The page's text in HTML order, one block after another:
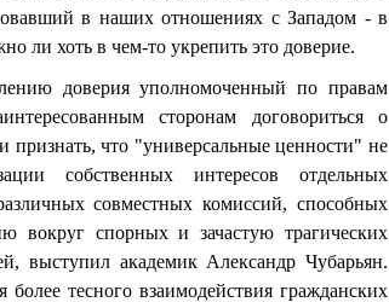
в наших отношениях с Западом - в
ли хоть в чем-то укрепить это доверие.
доверия уполномоченный по правам
сторонам договориться о
признать, что "универсальные ценности" не
собственных интересов отдельных
совместных комиссий, способных
вокруг спорных и зачастую трагических
выступил академик Александр Чубарьян.
тесного взаимодействия гражданских